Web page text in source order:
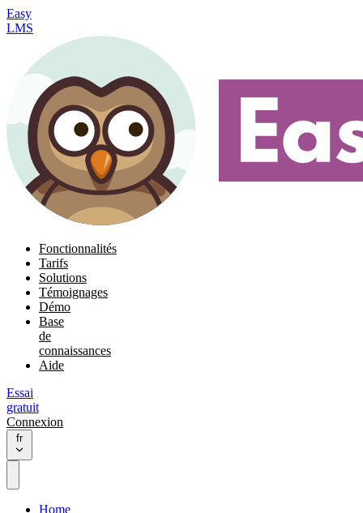
Easy
LMS
Fonctionnalités
Tarifs
Solutions
Témoignages
Démo
Base
de
connaissances
Aide
Essai
gratuit
Connexion
fr
Home